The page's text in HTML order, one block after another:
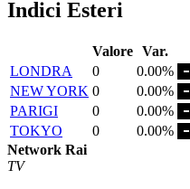
Indici Esteri
Valore Var.
LONDRA
0
0.00%
NEW YORK 0
0.00%
PARIGI
0
0.00%
TOKYO
0
0.00%
Network Rai
TV